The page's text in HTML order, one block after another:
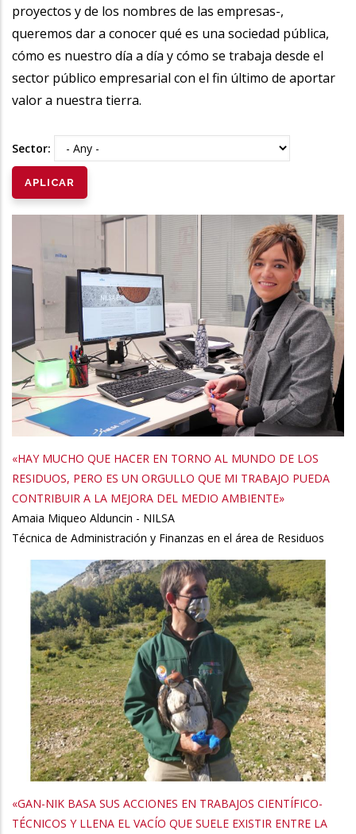
proyectos y de los nombres de las empresas-,
queremos dar a conocer qué es una sociedad pública,
cómo es nuestro día a día y cómo se trabaja desde el
sector público empresarial con el fin último de aportar
valor a nuestra tierra.
Sector:
«HAY MUCHO QUE HACER EN TORNO AL MUNDO DE LOS
RESIDUOS, PERO ES UN ORGULLO QUE MI TRABAJO PUEDA
CONTRIBUIR A LA MEJORA DEL MEDIO AMBIENTE»
Amaia Miqueo Alduncin - NILSA
Técnica de Administración y Finanzas en el área de Residuos
«GAN-NIK BASA SUS ACCIONES EN TRABAJOS CIENTÍFICO-
TÉCNICOS Y LLENA EL VACÍO QUE SUELE EXISTIR ENTRE LA